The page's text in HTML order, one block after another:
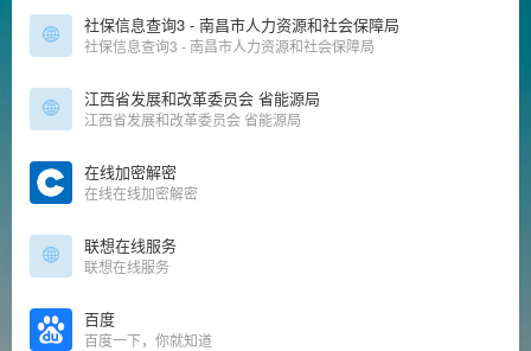
社保信息查询3 - 南昌市人力资源和社会保障局
社保信息查询3 - 南昌市人力资源和社会保障局
江西省发展和改革委员会 省能源局
江西省发展和改革委员会 省能源局
在线加密解密
在线在线加密解密
联想在线服务
联想在线服务
百度
百度一下，你就知道